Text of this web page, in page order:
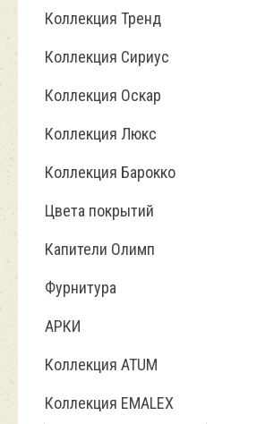
Коллекция Тренд
Коллекция Сириус
Коллекция Оскар
Коллекция Люкс
Коллекция Барокко
Цвета покрытий
Капители Олимп
Фурнитура
АРКИ
Коллекция ATUM
Коллекция EMALEX